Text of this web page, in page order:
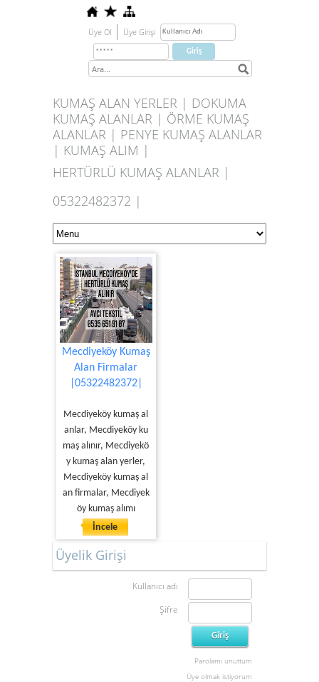
Üye Ol Üye Girişi
KUMAŞ ALAN YERLER | DOKUMA
KUMAŞ ALANLAR | ÖRME KUMAŞ
ALANLAR | PENYE KUMAŞ ALANLAR
| KUMAŞ ALIM |
HERTÜRLÜ KUMAŞ ALANLAR |
05322482372 |
Mecdiyeköy Kumaş
Alan Firmalar
|05322482372|
Mecdiyeköy kumaş al
anlar, Mecdiyeköy ku
maş alınır, Mecdiyekö
y kumaş alan yerler,
Mecdiyeköy kumaş al
an firmalar, Mecdiyek
öy kumaş alımı
İncele
Üyelik Girişi
Kullanıcı adı
Şifre
Parolamı unuttum
Üye olmak istiyorum